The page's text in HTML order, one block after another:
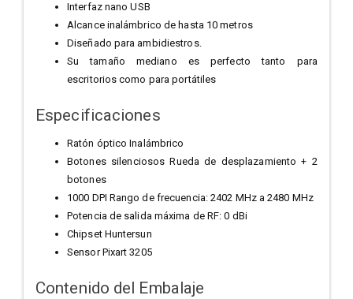
Interfaz nano USB
Alcance inalámbrico de hasta 10 metros
Diseñado para ambidiestros.
Su tamaño mediano es perfecto tanto para
escritorios como para portátiles
Especificaciones
Ratón óptico Inalámbrico
Botones silenciosos Rueda de desplazamiento + 2
botones
1000 DPI Rango de frecuencia: 2402 MHz a 2480 MHz
Potencia de salida máxima de RF: 0 dBi
Chipset Huntersun
Sensor Pixart 3205
Contenido del Embalaje